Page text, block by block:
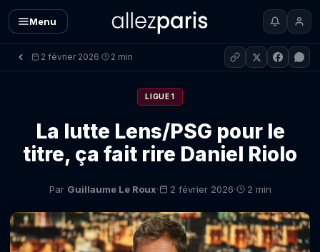
Menu
2 février 2026· 2 min
LIGUE 1
La lutte Lens/PSG pour le
titre, ça fait rire Daniel Riolo
Par Guillaume Le Roux· 2 février 2026· 2 min